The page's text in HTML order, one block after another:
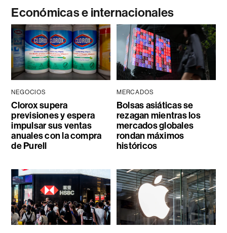
Económicas e internacionales
NEGOCIOS
Clorox supera
previsiones y espera
impulsar sus ventas
anuales con la compra
de Purell
MERCADOS
Bolsas asiáticas se
rezagan mientras los
mercados globales
rondan máximos
históricos